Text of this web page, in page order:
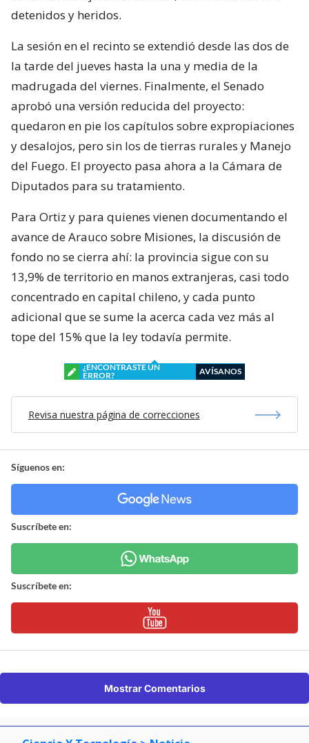
detenidos y heridos.
La sesión en el recinto se extendió desde las dos de
la tarde del jueves hasta la una y media de la
madrugada del viernes. Finalmente, el Senado
aprobó una versión reducida del proyecto:
quedaron en pie los capítulos sobre expropiaciones
y desalojos, pero sin los de tierras rurales y Manejo
del Fuego. El proyecto pasa ahora a la Cámara de
Diputados para su tratamiento.
Para Ortiz y para quienes vienen documentando el
avance de Arauco sobre Misiones, la discusión de
fondo no se cierra ahí: la provincia sigue con su
13,9% de territorio en manos extranjeras, casi todo
concentrado en capital chileno, y cada punto
adicional que se sume la acerca cada vez más al
tope del 15% que la ley todavía permite.
¿ENCONTRASTE UN
ERROR?
AVÍSANOS
Revisa nuestra página de correcciones
Síguenos en:
Suscríbete en:
Suscríbete en:
Mostrar Comentarios